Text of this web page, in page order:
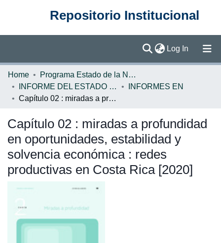
Repositorio Institucional
Log In (current)
Communities & Collections
Home
Programa Estado de la Nación (PEN)
INFORME DEL ESTADO DE LA NACION
INFORMES EN
Capítulo 02 : miradas a profundidad en oportunidades, estabilidad y solvencia económica : redes productivas en Costa Rica [2020]
Capítulo 02 : miradas a profundidad
en oportunidades, estabilidad y
solvencia económica : redes
productivas en Costa Rica [2020]